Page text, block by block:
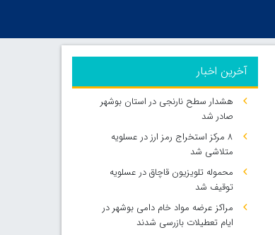
آخرین اخبار
هشدار سطح نارنجی در استان بوشهر
صادر شد
۸ مرکز استخراج رمز ارز در عسلویه
متلاشی شد
محموله تلویزیون قاچاق در عسلویه
توقیف شد
مراکز عرضه مواد خام دامی بوشهر در
ایام تعطیلات بازرسی شدند